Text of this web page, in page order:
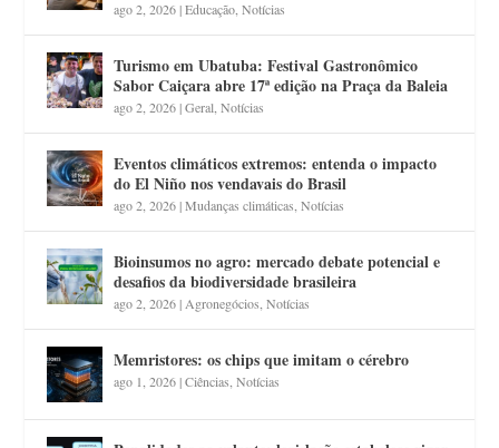
ago 2, 2026|Educação ,Notícias
Turismo em Ubatuba: Festival Gastronômico
Sabor Caiçara abre 17ª edição na Praça da Baleia
ago 2, 2026|Geral ,Notícias
Eventos climáticos extremos: entenda o impacto
do El Niño nos vendavais do Brasil
ago 2, 2026|Mudanças climáticas ,Notícias
Bioinsumos no agro: mercado debate potencial e
desafios da biodiversidade brasileira
ago 2, 2026| Agronegócios ,Notícias
Memristores: os chips que imitam o cérebro
ago 1, 2026|Ciências ,Notícias